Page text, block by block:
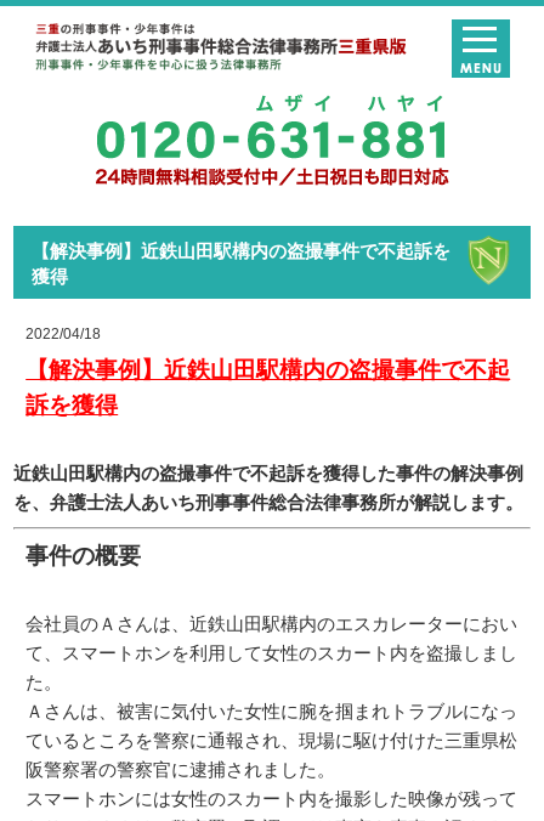
【解決事例】近鉄山田駅構内の盗撮事件で不起訴を
獲得
2022/04/18
【解決事例】近鉄山田駅構内の盗撮事件で不起
訴を獲得
近鉄山田駅構内の盗撮事件で不起訴を獲得した事件の解決事例
を、弁護士法人あいち刑事事件総合法律事務所が解説します。
事件の概要
会社員のＡさんは、近鉄山田駅構内のエスカレーターにおい
て、スマートホンを利用して女性のスカート内を盗撮しまし
た。
Ａさんは、被害に気付いた女性に腕を掴まれトラブルになっ
ているところを警察に通報され、現場に駆け付けた三重県松
阪警察署の警察官に逮捕されました。
スマートホンには女性のスカート内を撮影した映像が残って